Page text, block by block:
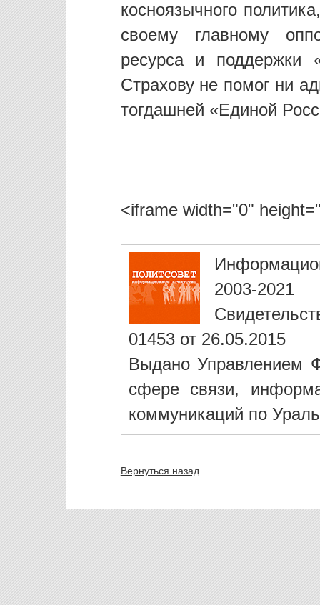
косноязычного
своему главному
ресурса и поддержки
Страхову не помог ни
тогдашней «Единой
<iframe width="0"
2003-2021
01453 от 26.05.2015
Выдано Управлением
сфере связи,
коммуникаций по
Вернуться назад